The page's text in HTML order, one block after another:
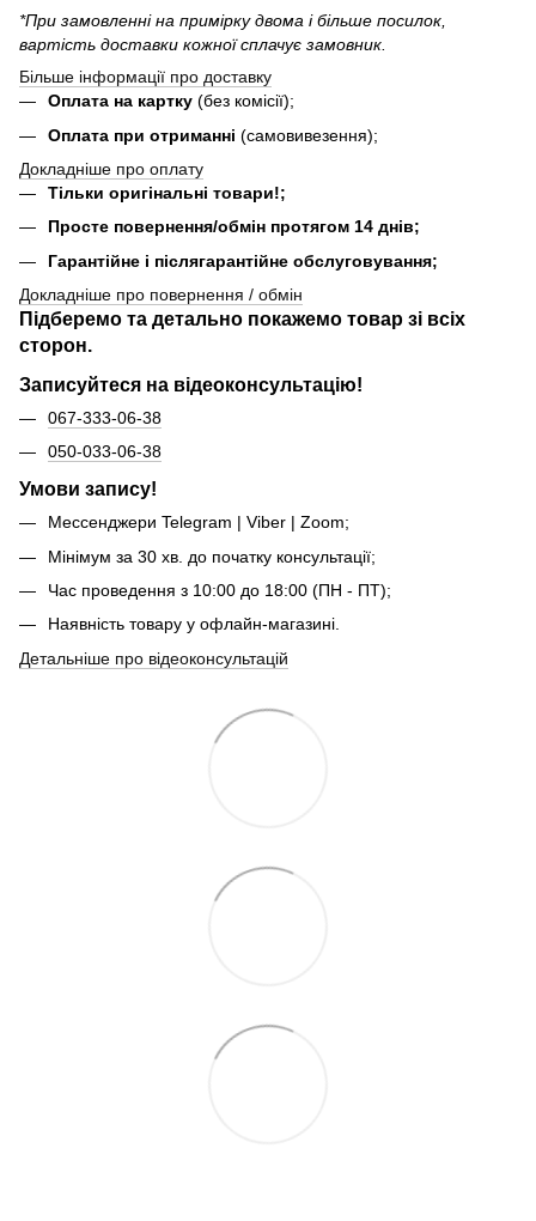
*При замовленні на примірку двома і більше посилок,
вартість доставки кожної сплачує замовник.
Більше інформації про доставку
Оплата на картку (без комісії);
Оплата при отриманні (самовивезення);
Докладніше про оплату
Тільки оригінальні товари!;
Просте повернення/обмін протягом 14 днів;
Гарантійне і післягарантійне обслуговування;
Докладніше про повернення / обмін
Підберемо та детально покажемо товар зі всіх
сторон.
Записуйтеся на відеоконсультацію!
067-333-06-38
050-033-06-38
Умови запису!
Мессенджери Telegram | Viber | Zoom;
Мінімум за 30 хв. до початку консультації;
Час проведення з 10:00 до 18:00 (ПН - ПТ);
Наявність товару у офлайн-магазині.
Детальніше про відеоконсультацій